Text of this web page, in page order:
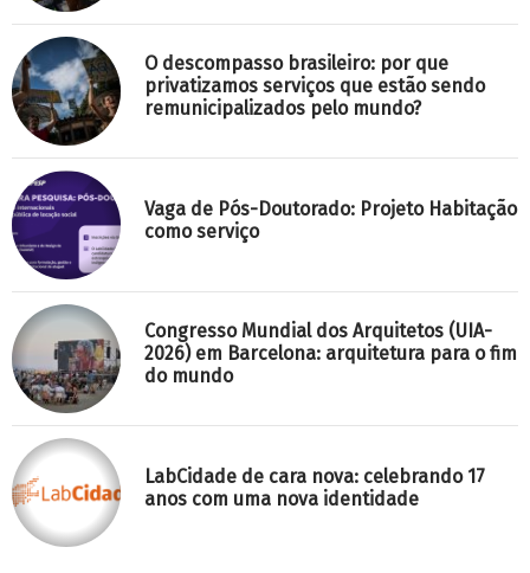
O descompasso brasileiro: por que
privatizamos serviços que estão sendo
remunicipalizados pelo mundo?
Vaga de Pós-Doutorado: Projeto Habitação
como serviço
Congresso Mundial dos Arquitetos (UIA-
2026) em Barcelona: arquitetura para o fim
do mundo
LabCidade de cara nova: celebrando 17
anos com uma nova identidade